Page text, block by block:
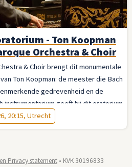
- Ton Koopman
Orchestra & Choir
& Choir brengt dit monumentale
Ton Koopman: de meester die Bach
gedrevenheid en de
instrumentarium geeft hij dit oratorium
eeuwigs. Laat u meevoeren — van
de stille verwondering van het slot.
20:15, Utrecht
Privacy statement • KVK 30196833